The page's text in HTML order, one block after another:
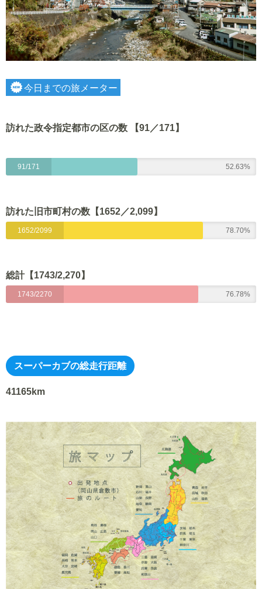
今日までの旅メーター
訪れた政令指定都市の区の数 【91／171】
91/171 52.63%
訪れた旧市町村の数【1652／2,099】
1652/2099 78.70%
総計【1743/2,270】
1743/2270 76.78%
スーパーカブの総走行距離
41165km